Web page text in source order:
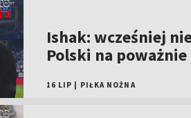
Ishak: wcześniej
Polski na poważnie
16 LIP PIŁKA NOŻNA